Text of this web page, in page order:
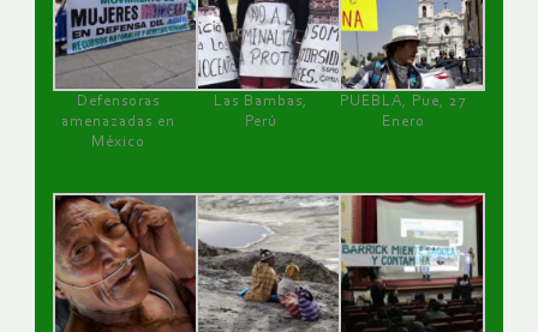
Defensoras
amenazadas en
México
Las Bambas,
Perú
PUEBLA, Pue, 27
Enero